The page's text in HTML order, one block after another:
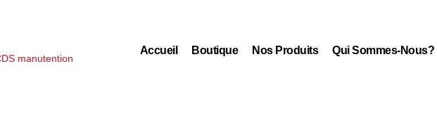
Accueil Boutique Nos Produits Qui Sommes-Nous?